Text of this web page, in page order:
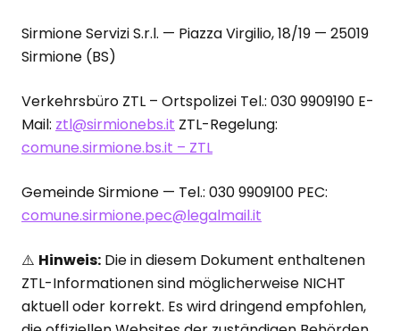
Sirmione Servizi S.r.l. — Piazza Virgilio, 18/19 — 25019
Sirmione (BS)
Verkehrsbüro ZTL – Ortspolizei Tel.: 030 9909190 E-
Mail: ztl@sirmionebs.it ZTL-Regelung:
comune.sirmione.bs.it – ZTL
Gemeinde Sirmione — Tel.: 030 9909100 PEC:
comune.sirmione.pec@legalmail.it
⚠️ Hinweis: Die in diesem Dokument enthaltenen
ZTL-Informationen sind möglicherweise NICHT
aktuell oder korrekt. Es wird dringend empfohlen,